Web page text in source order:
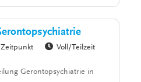
Voll/Teilzeit
Gerontopsychiatrie in